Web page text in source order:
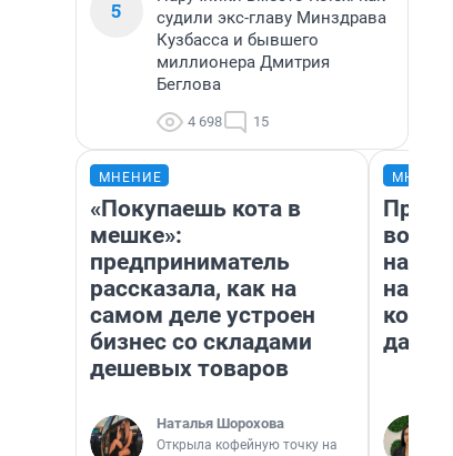
5
судили экс-главу Минздрава
Кузбасса и бывшего
миллионера Дмитрия
Беглова
4 698 15
МНЕНИЕ
«Покупаешь кота в
мешке»:
предприниматель
рассказала, как на
самом деле устроен
бизнес со складами
дешевых товаров
Наталья Шорохова
Открыла кофейную точку на
нам
даже